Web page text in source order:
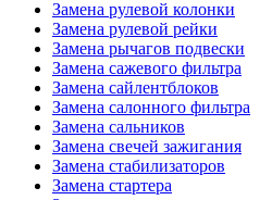
Замена рулевой колонки
Замена рулевой рейки
Замена рычагов подвески
Замена сажевого фильтра
Замена сайлентблоков
Замена салонного фильтра
Замена сальников
Замена свечей зажигания
Замена стабилизаторов
Замена стартера